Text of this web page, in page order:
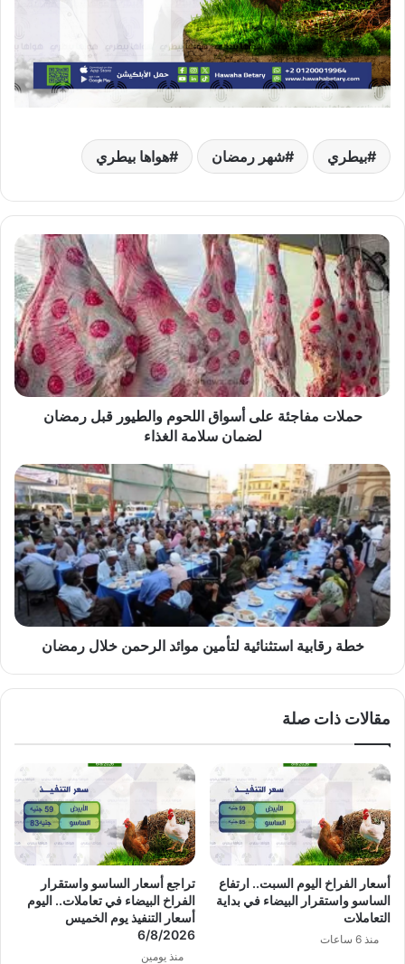
بيطري شهر رمضان هواها بيطري
حملات
مفاجئة
على
أسواق
اللحوم
والطيور
قبل
رمضان
لضمان
سلامةحملات مفاجئة على أسواق اللحوم والطيور قبل رمضان
لضمان سلامة الغذاء
خطة
رقابية
استثنائية
لتأمين
موائد
الرحمن
خلال
رمضان
خطة رقابية استثنائية لتأمين موائد الرحمن خلال رمضان
مقالات ذات صلة
أسعار الفراخ اليوم السبت.. ارتفاع
الساسو واستقرار البيضاء في بداية
التعاملات
منذ 6 ساعات
تراجع أسعار الساسو واستقرار
الفراخ البيضاء في تعاملات.. اليوم
أسعار التنفيذ يوم الخميس
6/8/2026
منذ يومين